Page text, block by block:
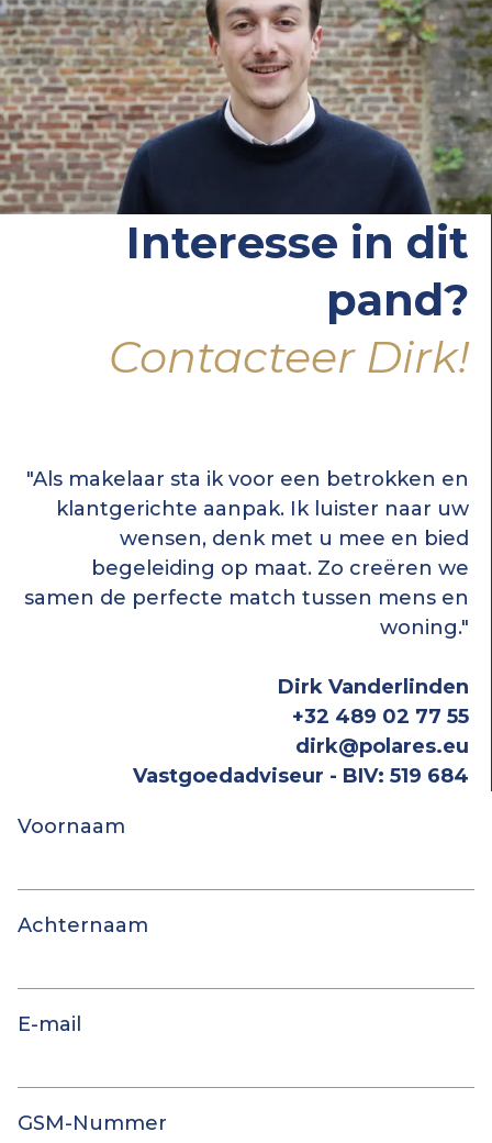
Interesse in dit
pand?
Contacteer Dirk!
"Als makelaar sta ik voor een betrokken en
klantgerichte aanpak. Ik luister naar uw
wensen, denk met u mee en bied
begeleiding op maat. Zo creëren we
samen de perfecte match tussen mens en
woning."
Dirk Vanderlinden
+32 489 02 77 55
dirk@polares.eu
Vastgoedadviseur - BIV: 519 684
Voornaam
Achternaam
E-mail
GSM-Nummer